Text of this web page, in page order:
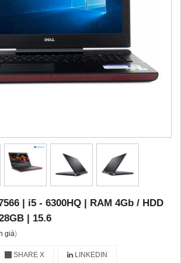
| i5 - 6300HQ | RAM 4Gb / HDD
| 15.6
giá)
SHARE X LINKEDIN